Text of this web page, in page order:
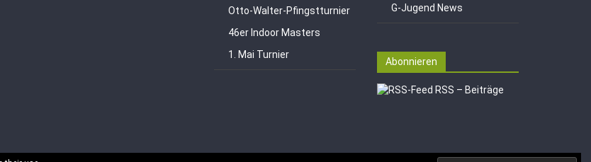
Otto-Walter-Pfingstturnier
46er Indoor Masters
1. Mai Turnier
G-Jugend News
Abonnieren
RSS – Beiträge